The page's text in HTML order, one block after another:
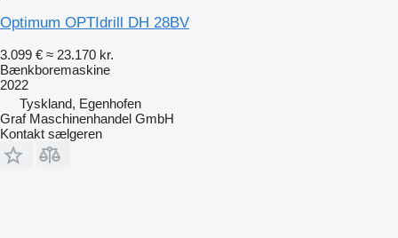
Optimum OPTIdrill DH 28BV
3.099 € ≈ 23.170 kr.
Bænkboremaskine
2022
Tyskland, Egenhofen
Graf Maschinenhandel GmbH
Kontakt sælgeren